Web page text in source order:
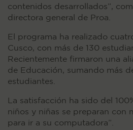
contenidos desarrollados”,
directora general de Proa.
El programa ha realizado
Cusco, con más de 130
Recientemente firmaron una
de Educación, sumando más
estudiantes.
La satisfacción ha sido del
niños y niñas se preparan con
para ir a su computadora”.